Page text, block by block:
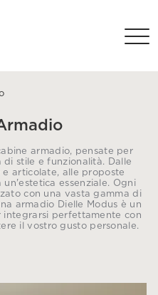
armadio, pensate per
stile e funzionalità. Dalle
articolate, alle proposte
essenziale. Ogni
con una vasta gamma di
armadio Dielle Modus è un
integrarsi perfettamente con
il vostro gusto personale.